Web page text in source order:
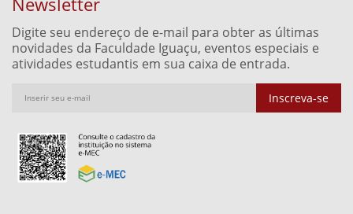
Digite seu endereço de e-mail para obter as últimas
novidades da Faculdade Iguaçu, eventos especiais e
atividades estudantis em sua caixa de entrada.
Inscreva-se